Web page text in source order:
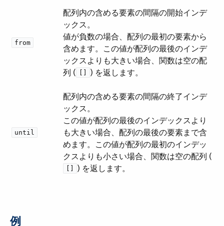
from
配列内の含める要素の間隔の開始インデ
ックス。
値が負数の場合、配列の最初の要素から
含めます。この値が配列の最後のインデ
ックスよりも大きい場合、関数は空の配
列 (​
​) を返します。
until
配列内の含める要素の間隔の終了インデ
ックス。
この値が配列の最後のインデックスより
も大きい場合、配列の最後の要素まで含
めます。この値が配列の最初のインデッ
クスよりも小さい場合、関数は空の配列 (​
​) を返します。
例